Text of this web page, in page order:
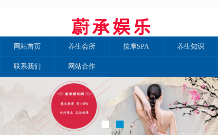
网站首页 养生会所 按摩SPA 养生知识
联系我们 网站合作